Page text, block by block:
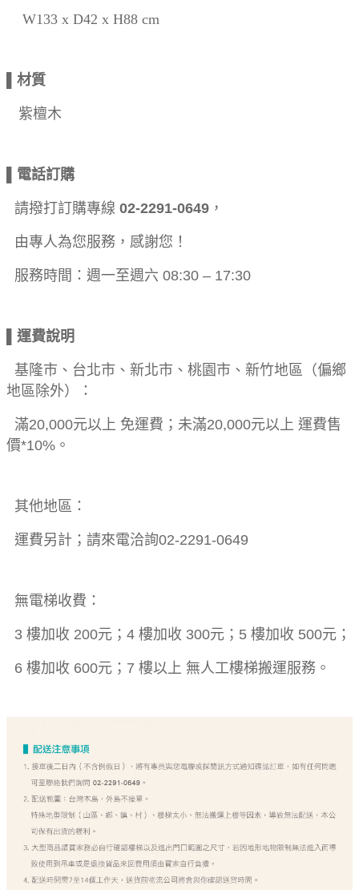
W133 x D42 x H88 cm
▌材質
紫檀木
▌電話訂購
請撥打訂購專線 02-2291-0649 ，
由專人為您服務，感謝您！
服務時間：週一至週六 08:30 – 17:30
▌運費說明
基隆市、台北市、新北市、桃園市、新竹地區（偏鄉
地區除外）：
滿20,000元以上 免運費；未滿20,000元以上 運費售
價*10%。
其他地區：
運費另計；請來電洽詢02-2291-0649
無電梯收費：
3 樓加收 200元；4 樓加收 300元；5 樓加收 500元；
6 樓加收 600元；7 樓以上 無人工樓梯搬運服務。